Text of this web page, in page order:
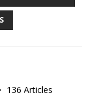
136 Articles